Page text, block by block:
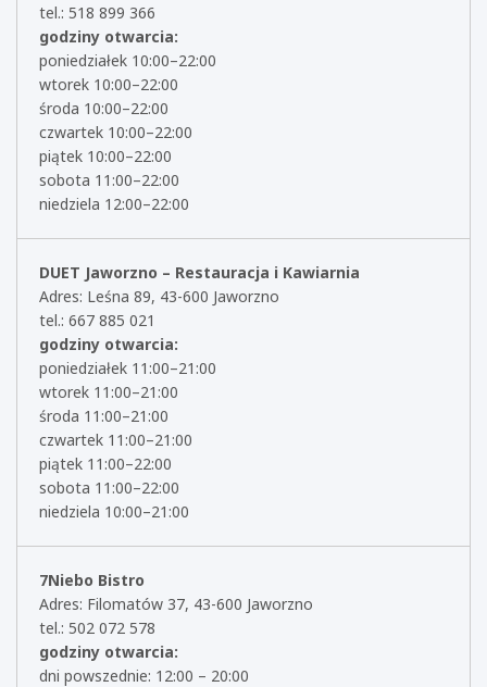
tel.: 518 899 366
godziny otwarcia:
poniedziałek 10:00–22:00
wtorek 10:00–22:00
środa 10:00–22:00
czwartek 10:00–22:00
piątek 10:00–22:00
sobota 11:00–22:00
niedziela 12:00–22:00
DUET Jaworzno – Restauracja i Kawiarnia
Adres: Leśna 89, 43-600 Jaworzno
tel.: 667 885 021
godziny otwarcia:
poniedziałek 11:00–21:00
wtorek 11:00–21:00
środa 11:00–21:00
czwartek 11:00–21:00
piątek 11:00–22:00
sobota 11:00–22:00
niedziela 10:00–21:00
7Niebo Bistro
Adres: Filomatów 37, 43-600 Jaworzno
tel.: 502 072 578
godziny otwarcia:
dni powszednie: 12:00 – 20:00